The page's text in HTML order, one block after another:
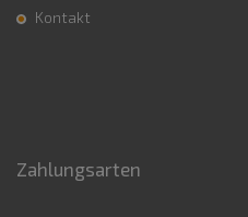
Kontakt
Zahlungsarten